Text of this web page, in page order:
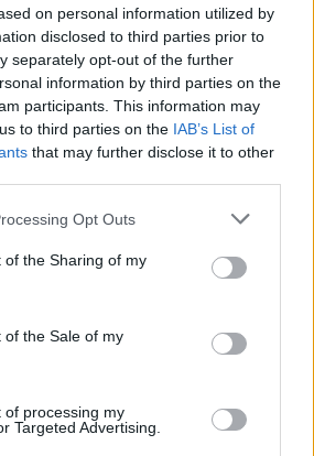
on personal information utilized by
disclosed to third parties prior to
separately opt-out of the further
information by third parties on the
participants. This information may
to third parties on the IAB’s List of
that may further disclose it to other
Opt Outs
of the Sharing of my
of the Sale of my
of processing my
Targeted Advertising.
faj képviselője az
faj képviselője lett az Év
Szemle
2024 év lepkéjéről
Szemle
Te is! Segíts kiválasztani a